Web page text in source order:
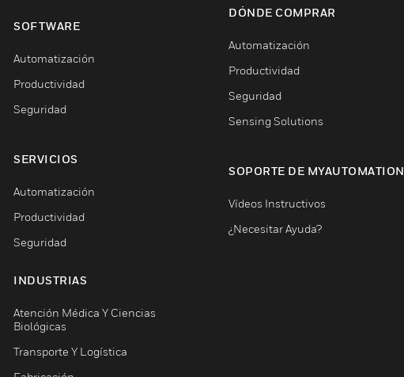
SOFTWARE
Automatización
Productividad
Seguridad
SERVICIOS
Automatización
Productividad
Seguridad
INDUSTRIAS
Atención Médica Y Ciencias
Biológicas
Transporte Y Logística
DÓNDE COMPRAR
Automatización
Productividad
Seguridad
Sensing Solutions
SOPORTE DE MYAUTOMATION
Vídeos Instructivos
¿Necesitar Ayuda?